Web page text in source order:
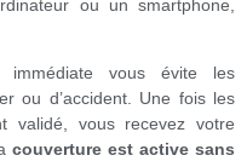
ou un smartphone,
immédiate vous évite les
ou d’accident. Une fois les
validé, vous recevez votre
couverture est active sans